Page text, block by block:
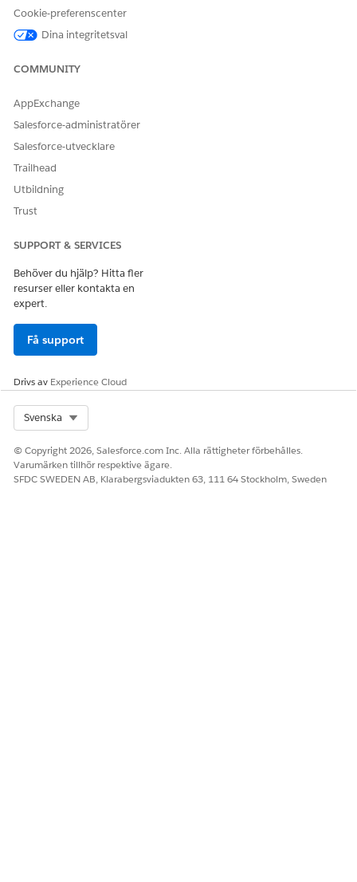
Cookie-preferenscenter
Dina integritetsval
COMMUNITY
AppExchange
Salesforce-administratörer
Salesforce-utvecklare
Trailhead
Utbildning
Trust
SUPPORT & SERVICES
Behöver du hjälp? Hitta fler
resurser eller kontakta en
expert.
Få support
Drivs av Experience Cloud
Svenska
© Copyright 2026, Salesforce.com Inc. Alla rättigheter förbehålles.
Varumärken tillhör respektive ägare.
SFDC SWEDEN AB, Klarabergsviadukten 63, 111 64 Stockholm, Sweden